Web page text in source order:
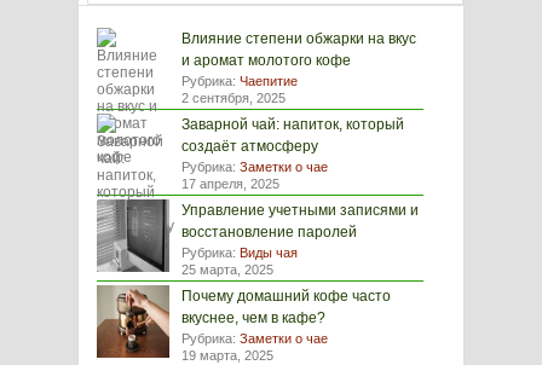
Влияние степени обжарки на вкус
и аромат молотого кофе
Рубрика: Чаепитие
2 сентября, 2025
Заварной чай: напиток, который
создаёт атмосферу
Рубрика: Заметки о чае
17 апреля, 2025
Управление учетными записями и
восстановление паролей
Рубрика: Виды чая
25 марта, 2025
Почему домашний кофе часто
вкуснее, чем в кафе?
Рубрика: Заметки о чае
19 марта, 2025